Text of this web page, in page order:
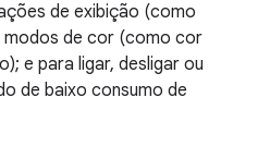
de exibição (como
modos de cor (como cor
e para ligar, desligar ou
de baixo consumo de